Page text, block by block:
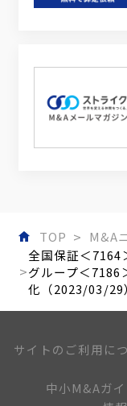
TOP
M&A
全国保証＜7164
グループ＜7186
化（2023/03/29
サイトのご利用に
中小M&Aガ